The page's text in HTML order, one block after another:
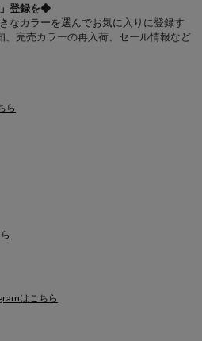
登録を◆
なカラーを選んでお気に入りに登録す
、完売カラーの再入荷、セール情報など
ら
はこちら